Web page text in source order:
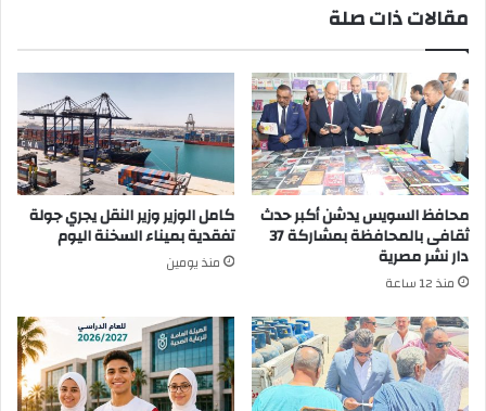
مقالات ذات صلة
محافظ السويس يدشن أكبر حدث
ثقافى بالمحافظة بمشاركة 37
دار نشر مصرية
منذ 12 ساعة
كامل الوزير وزير النقل يجري جولة
تفقدية بميناء السخنة اليوم
منذ يومين